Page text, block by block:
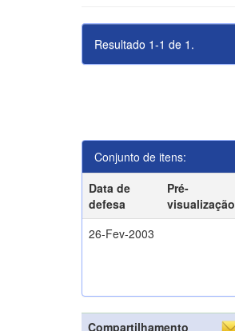
Resultado 1-1 de 1.
Conjunto de itens:
Data de
defesa
Pré-
visualização
26-Fev-2003
Compartilhamento